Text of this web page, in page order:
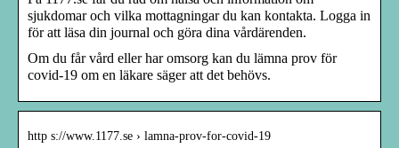
sjukdomar och vilka mottagningar du kan kontakta. Logga in
för att läsa din journal och göra dina vårdärenden.
Om du får vård eller har omsorg kan du lämna prov för
covid-19 om en läkare säger att det behövs.
http s://www.1177.se › lamna-prov-for-covid-19